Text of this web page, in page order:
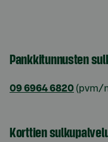
Pankkitunnusten
09 6964 6820 (pvm/
Korttien